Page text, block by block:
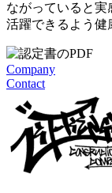
ながっていると実
活躍できるよう健
Company
Contact